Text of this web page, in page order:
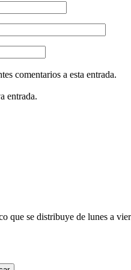
comentarios a esta entrada.
entrada.
que se distribuye de lunes a